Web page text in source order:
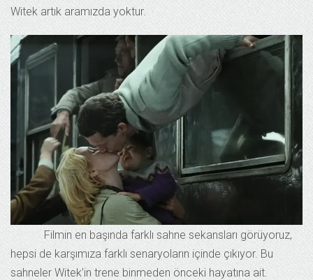
Witek artık aramızda yoktur.
Filmin en başında farklı sahne sekansları görüyoruz,
hepsi de karşımıza farklı senaryoların içinde çıkıyor. Bu
sahneler Witek’in trene binmeden önceki hayatına ait.